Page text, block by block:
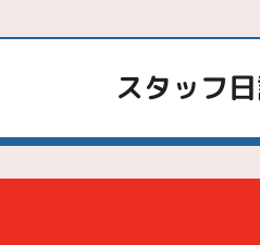
スタッフ